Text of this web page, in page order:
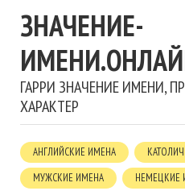
ЗНАЧЕНИЕ-
ГАРРИ ЗНАЧЕНИЕ ИМЕНИ,
ХАРАКТЕР
АНГЛИЙСКИЕ ИМЕНА
МУЖСКИЕ ИМЕНА
НЕМЕЦКИЕ